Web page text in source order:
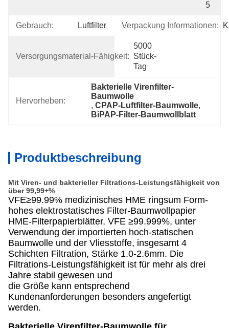
5
Gebrauch: Luftfilter Verpackung Informationen:
Versorgungsmaterial-Fähigkeit:
5000
Stück-
Tag
Hervorheben:
Bakterielle Virenfilter-
Baumwolle
, CPAP-Luftfilter-Baumwolle,
BiPAP-Filter-Baumwollblatt
Produktbeschreibung
Mit Viren- und bakterieller Filtrations-Leistungsfähigkeit von
über 99,99+%
VFE≥99.99% medizinisches HME ringsum Form-
hohes elektrostatisches Filter-Baumwollpapier
HME-Filterpapierblätter, VFE ≥99.999%, unter
Verwendung der importierten hoch-statischen
Baumwolle und der Vliesstoffe, insgesamt 4
Schichten Filtration, Stärke 1.0-2.6mm. Die
Filtrations-Leistungsfähigkeit ist für mehr als drei
Jahre stabil gewesen und
die Größe kann entsprechend
Kundenanforderungen besonders angefertigt
werden.